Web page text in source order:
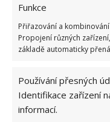
Funkce
Přiřazování a
Propojení různých
základě automaticky
Používání přesných
Identifikace zařízení
informací.